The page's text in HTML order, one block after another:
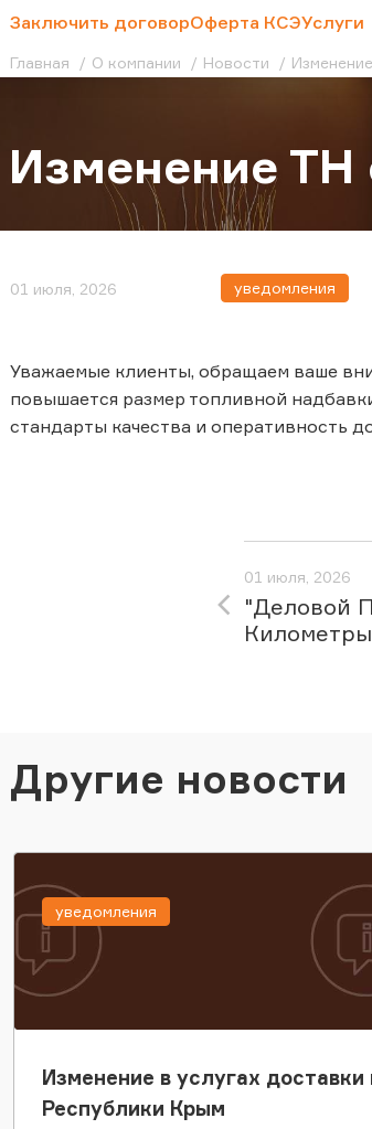
Заключить договорОферта КСЭУслуги
Главная О компании Новости
Изменение ТН
01 июля, 2026 уведомления
Уважаемые клиенты, обращаем ваше
повышается размер топливной
стандарты качества и оперативность
01 июля, 2026
"Деловой
Другие новости
Изменение в услугах доставки
Республики Крым
уведомления